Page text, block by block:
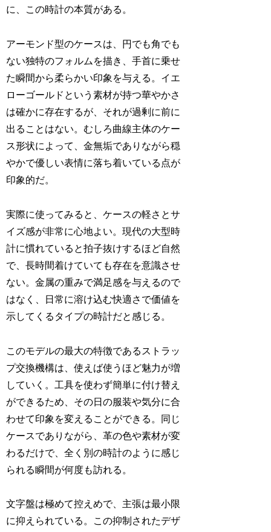
に、この時計の本質がある。
アーモンド型のケースは、円でも角でも
ない独特のフォルムを描き、手首に乗せ
た瞬間から柔らかい印象を与える。イエ
ローゴールドという素材が持つ華やかさ
は確かに存在するが、それが過剰に前に
出ることはない。むしろ曲線主体のケー
ス形状によって、金無垢でありながら穏
やかで優しい表情に落ち着いている点が
印象的だ。
実際に使ってみると、ケースの軽さとサ
イズ感が非常に心地よい。現代の大型時
計に慣れていると拍子抜けするほど自然
で、長時間着けていても存在を意識させ
ない。金属の重みで満足感を与えるので
はなく、日常に溶け込む快適さで価値を
示してくるタイプの時計だと感じる。
このモデルの最大の特徴であるストラッ
プ交換機構は、使えば使うほど魅力が増
していく。工具を使わず簡単に付け替え
ができるため、その日の服装や気分に合
わせて印象を変えることができる。同じ
ケースでありながら、革の色や素材が変
わるだけで、全く別の時計のように感じ
られる瞬間が何度も訪れる。
文字盤は極めて控えめで、主張は最小限
に抑えられている。この抑制されたデザ